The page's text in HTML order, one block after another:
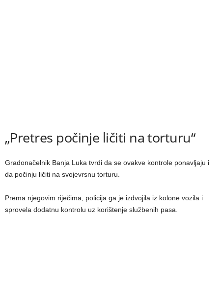
„Pretres počinje ličiti na torturu“
Gradonačelnik Banja Luka tvrdi da se ovakve kontrole ponavljaju i
da počinju ličiti na svojevrsnu torturu.
Prema njegovim riječima, policija ga je izdvojila iz kolone vozila i
sprovela dodatnu kontrolu uz korištenje službenih pasa.